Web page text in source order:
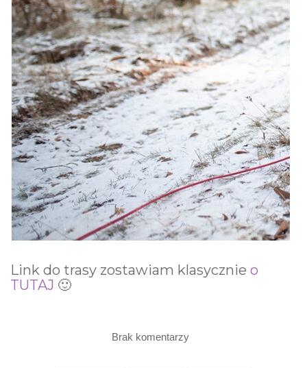
Link do trasy zostawiam klasycznie o
TUTAJ 🙂
Brak komentarzy